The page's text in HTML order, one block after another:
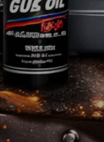
, Chrysler®-, Jeep®-